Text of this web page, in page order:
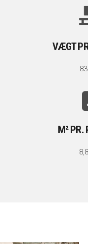
VÆGT
M² PR.